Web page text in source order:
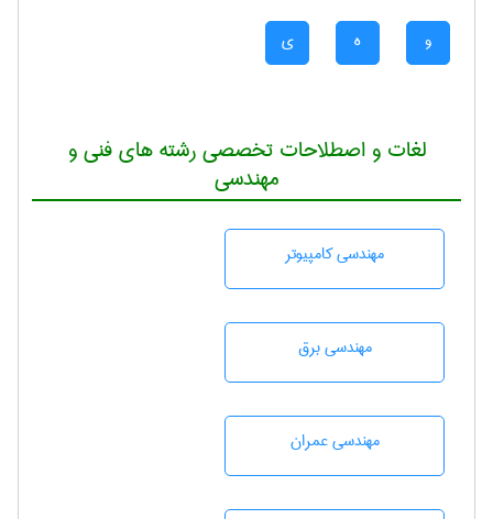
و ه ی
لغات و اصطلاحات تخصصی رشته های فنی و
مهندسی
مهندسی كامپيوتر
مهندسی برق
مهندسی عمران